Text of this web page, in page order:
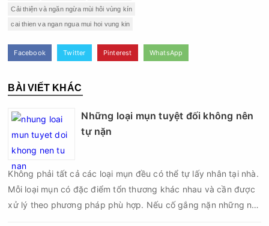
Cải thiện và ngăn ngừa mùi hôi vùng kín
cai thien va ngan ngua mui hoi vung kin
Facebook Twitter Pinterest WhatsApp
BÀI VIẾT KHÁC
Những loại mụn tuyệt đối không nên
tự nặn
Không phải tất cả các loại mụn đều có thể tự lấy nhân tại nhà.
Mỗi loại mụn có đặc điểm tổn thương khác nhau và cần được
xử lý theo phương pháp phù hợp. Nếu cố gắng nặn những nốt